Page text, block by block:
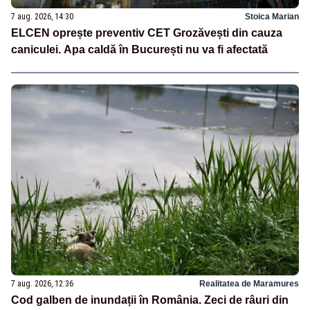
7 aug. 2026, 14:30 Stoica Marian
ELCEN oprește preventiv CET Grozăvești din cauza
caniculei. Apa caldă în București nu va fi afectată
7 aug. 2026, 12:36 Realitatea de Maramures
Cod galben de inundații în România. Zeci de râuri din